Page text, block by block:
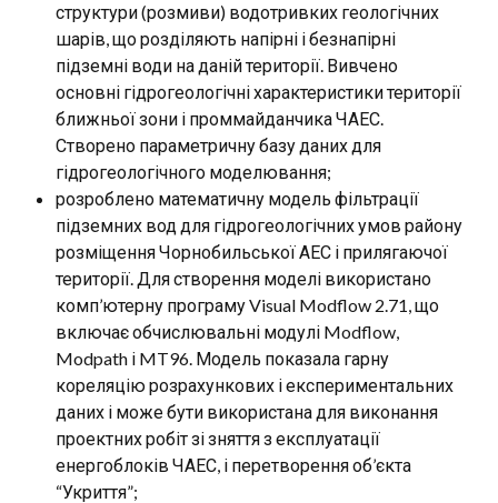
структури (розмиви) водотривких геологічних
шарів, що розділяють напірні і безнапірні
підземні води на даній території. Вивчено
основні гідрогеологічні характеристики території
ближньої зони і проммайданчика ЧАЕС.
Створено параметричну базу даних для
гідрогеологічного моделювання;
розроблено математичну модель фільтрації
підземних вод для гідрогеологічних умов району
розміщення Чорнобильської АЕС і прилягаючої
території. Для створення моделі використано
комп’ютерну програму Visual Modflow 2.71, що
включає обчислювальні модулі Modflow,
Modpath і MT96. Модель показала гарну
кореляцію розрахункових і експериментальних
даних і може бути використана для виконання
проектних робіт зі зняття з експлуатації
енергоблоків ЧАЕС, і перетворення об’єкта
“Укриття”;